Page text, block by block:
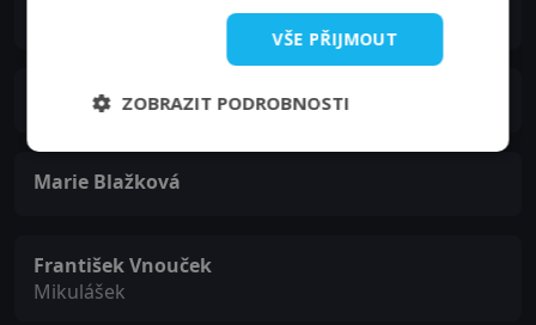
Vladimír Řepa
Marie Blažková
František Vnouček
Mikulášek
VŠE PŘIJMOUT
ZOBRAZIT PODROBNOSTI